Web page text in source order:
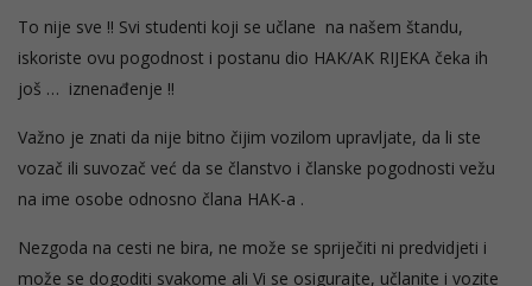
To nije sve !! Svi studenti koji se učlane na našem štandu,
iskoriste ovu pogodnost i postanu dio HAK/AK RIJEKA čeka ih
još … iznenađenje !!
Važno je znati da nije bitno čijim vozilom upravljate, da li ste
vozač ili suvozač već da se članstvo i članske pogodnosti vežu
na ime osobe odnosno člana HAK-a .
Nezgoda na cesti ne bira, ne može se spriječiti ni predvidjeti i
može se dogoditi svakome ali Vi se osigurajte, učlanite i vozite